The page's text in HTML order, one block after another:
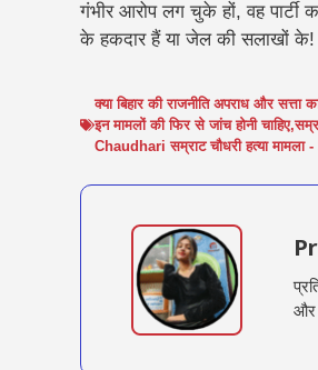
गंभीर आरोप लग चुके हों, वह पार्टी
के हकदार हैं या जेल की सलाखों के!
क्या बिहार की राजनीति अपराध और सत्ता
इन मामलों की फिर से जांच होनी चाहिए,
Chaudhari सम्राट चौधरी हत्या
और